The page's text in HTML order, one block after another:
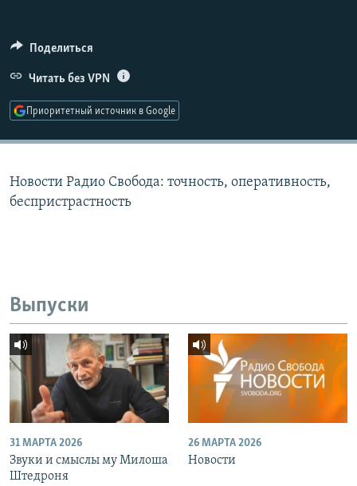
ПОДПИШИТЕСЬ НА РАССЫЛКУ
СОЦИАЛЬНЫЕ СЕТИ
Поделиться
Читать без VPN
Приоритетный источник в Google
Новости Радио Свобода: точность, оперативность,
беспристрастность
Выпуски
31 МАРТА 2026
Звуки и смыслы му Милоша
Штедроня
26 МАРТА 2026
Новости